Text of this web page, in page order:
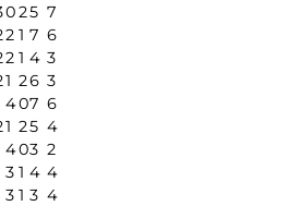
025 7
2 1 7 6
2 1 4 3
1 26 3
407 6
1 25 4
403 2
3 1 4 4
3 1 3 4